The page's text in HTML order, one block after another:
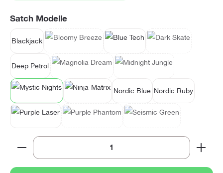
Satch Modelleauswählen
Blackjack
Deep Petrol
Mystic Nights
Nordic Blue Nordic Ruby
Produkt Anzahl: Gib den gewünschten Wert ein